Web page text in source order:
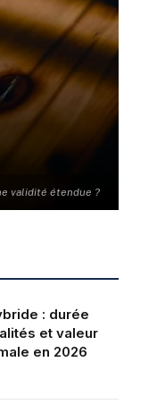
validité étendue ?
: durée
et valeur
en 2026